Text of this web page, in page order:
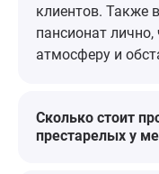
клиентов. Также
пансионат
атмосферу и
Сколько стоит
престарелых у